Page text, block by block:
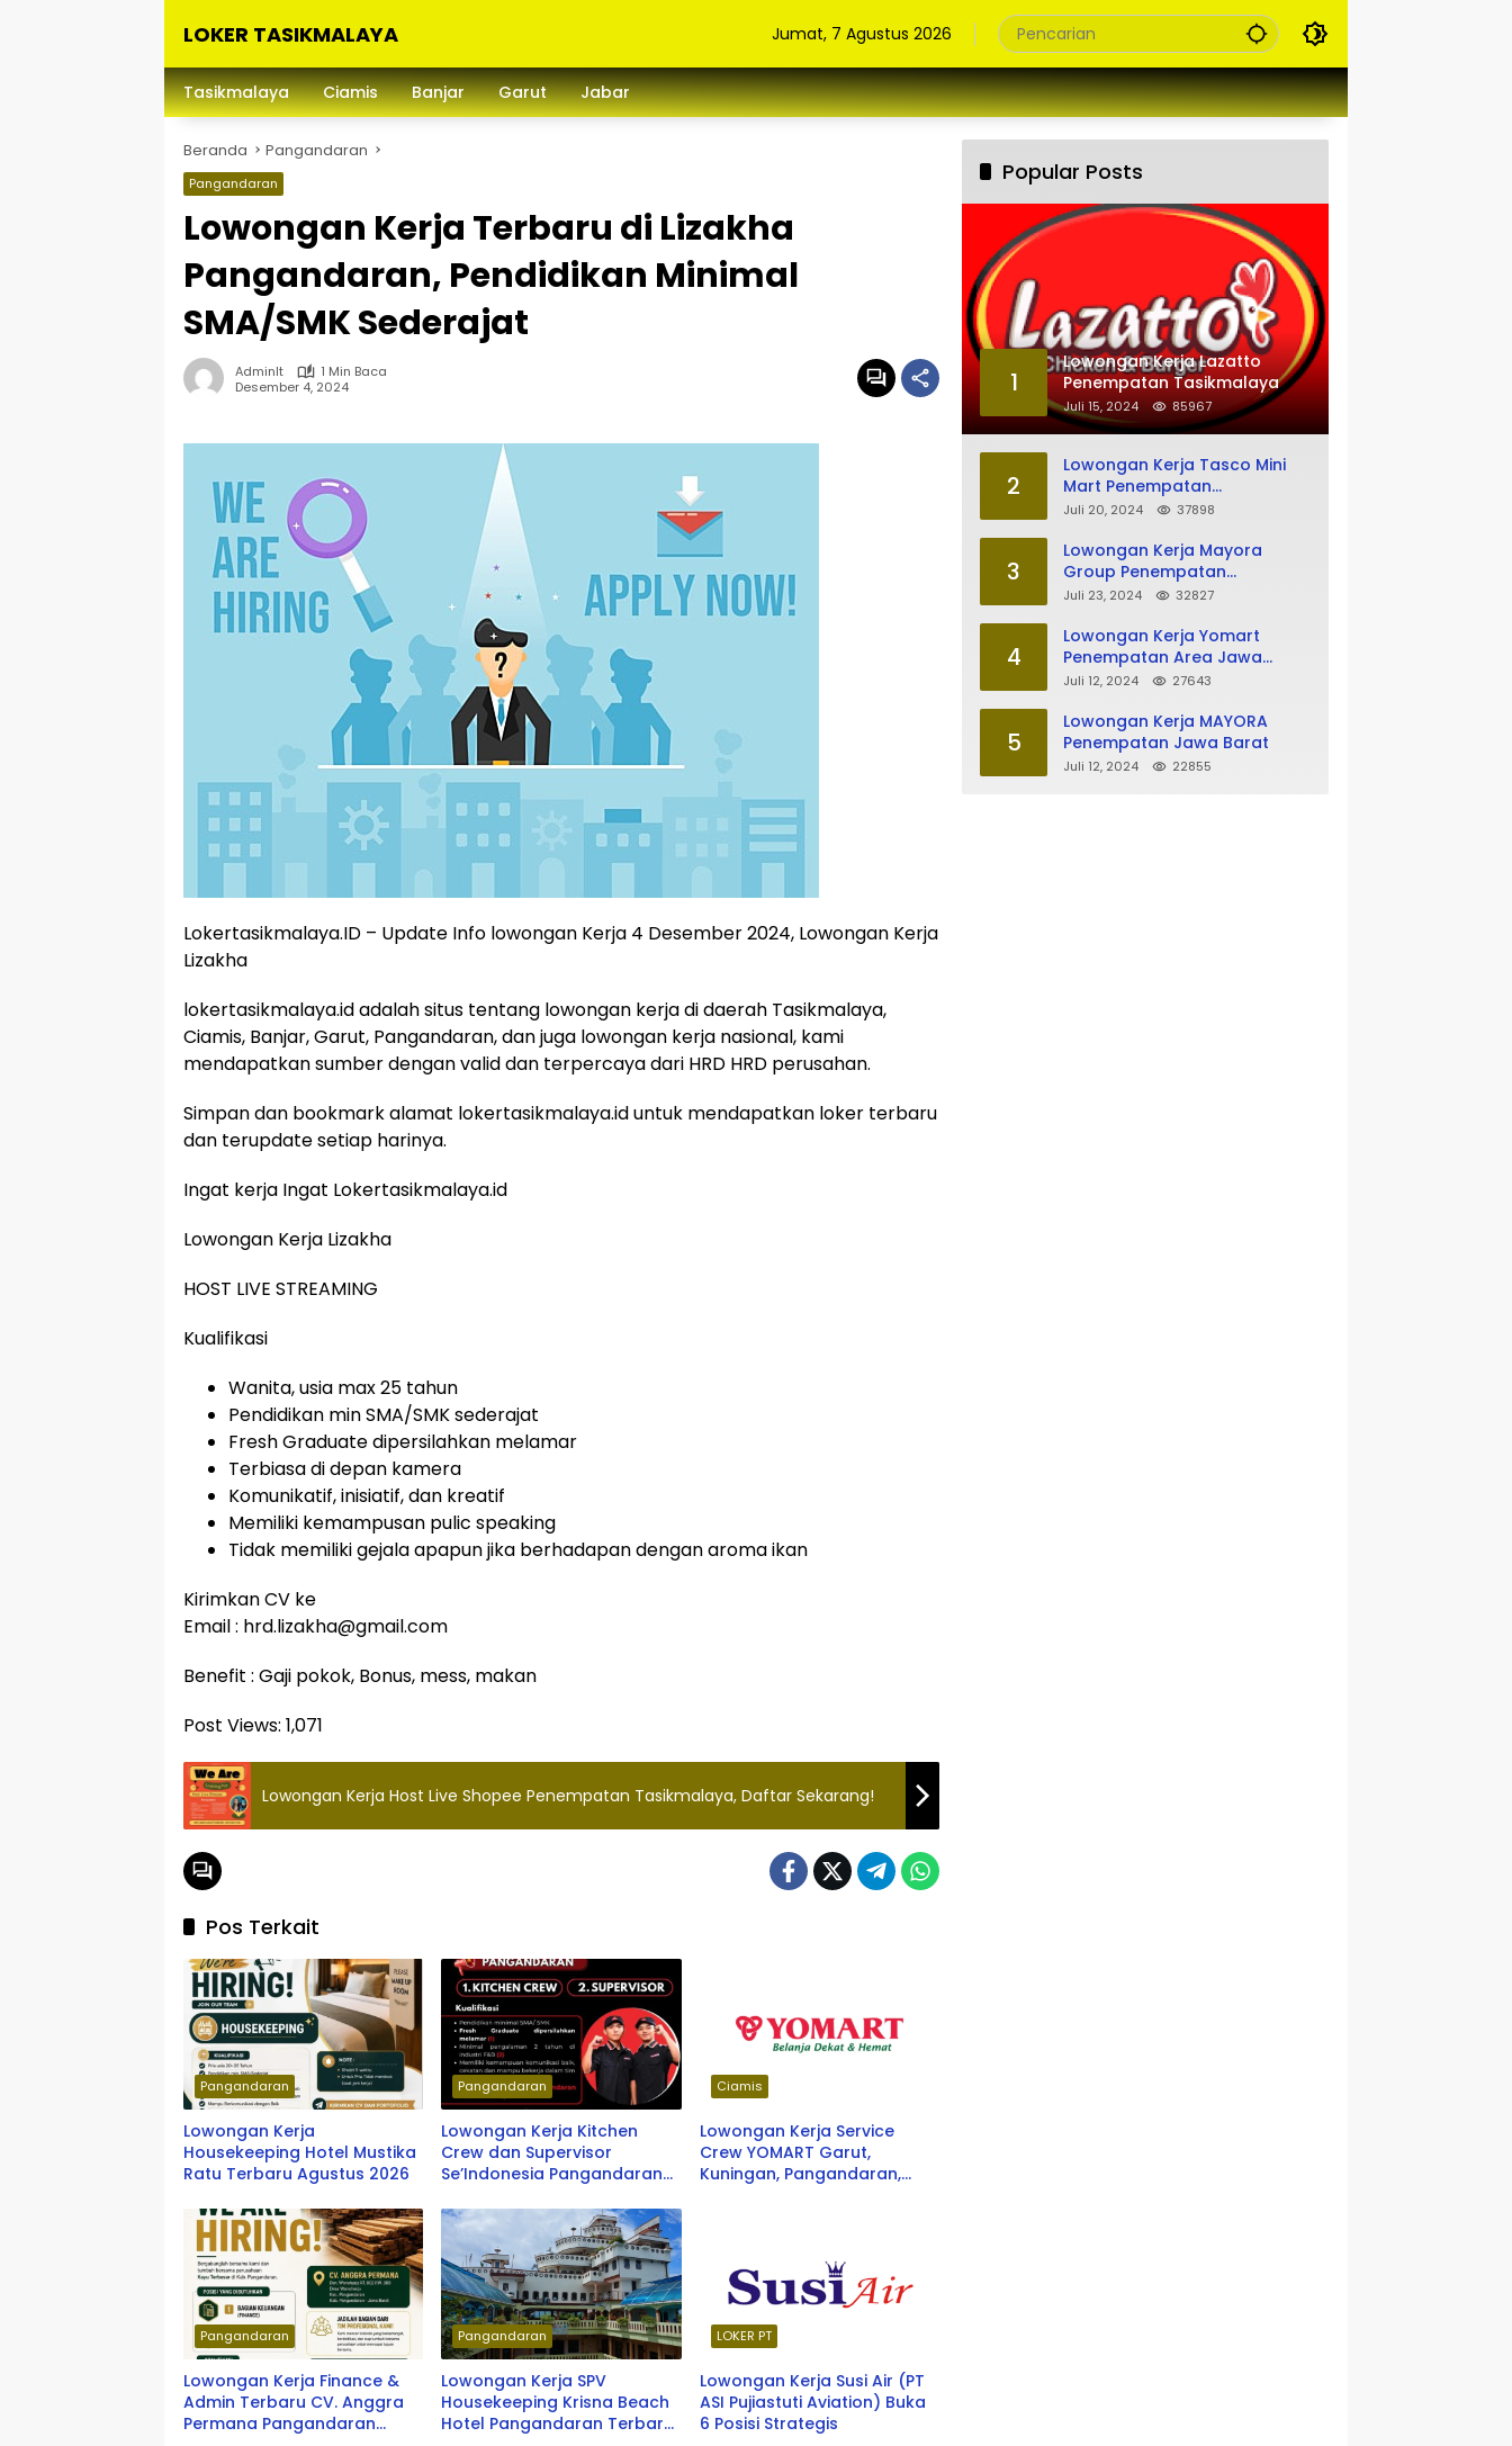
LOKER TASIKMALAYA
Lowongan
Kerja
dan
Sekitarna
Jumat, 7 Agustus 2026
Tasikmalaya Ciamis Banjar Garut Jabar
Beranda Pangandaran
Pangandaran
Lowongan Kerja Terbaru di Lizakha
Pangandaran, Pendidikan Minimal
SMA/SMK Sederajat
Adminlt
1 Min Baca
Desember 4, 2024
Lokertasikmalaya.ID – Update Info lowongan Kerja 4 Desember 2024, Lowongan Kerja
Lizakha
lokertasikmalaya.id adalah situs tentang lowongan kerja di daerah Tasikmalaya,
Ciamis, Banjar, Garut, Pangandaran, dan juga lowongan kerja nasional, kami
mendapatkan sumber dengan valid dan terpercaya dari HRD HRD perusahan.
Simpan dan bookmark alamat lokertasikmalaya.id untuk mendapatkan loker terbaru
dan terupdate setiap harinya.
Ingat kerja Ingat Lokertasikmalaya.id
Lowongan Kerja Lizakha
HOST LIVE STREAMING
Kualifikasi
Wanita, usia max 25 tahun
Pendidikan min SMA/SMK sederajat
Fresh Graduate dipersilahkan melamar
Terbiasa di depan kamera
Komunikatif, inisiatif, dan kreatif
Memiliki kemampusan pulic speaking
Tidak memiliki gejala apapun jika berhadapan dengan aroma ikan
Kirimkan CV ke
Email : hrd.lizakha@gmail.com
Benefit : Gaji pokok, Bonus, mess, makan
Post Views: 1,071
Lowongan Kerja Host Live Shopee Penempatan Tasikmalaya, Daftar Sekarang!
Pos Terkait
Pangandaran
Lowongan Kerja
Housekeeping Hotel Mustika
Ratu Terbaru Agustus 2026
Pangandaran
Lowongan Kerja Kitchen
Crew dan Supervisor
Se’Indonesia Pangandaran
Ciamis
Lowongan Kerja Service
Crew YOMART Garut,
Kuningan, Pangandaran,
Pangandaran
Lowongan Kerja Finance &
Admin Terbaru CV. Anggra
Permana Pangandaran
Pangandaran
Lowongan Kerja SPV
Housekeeping Krisna Beach
Hotel Pangandaran Terbaru
LOKER PT
Lowongan Kerja Susi Air (PT
ASI Pujiastuti Aviation) Buka
6 Posisi Strategis
Popular Posts
1
Lowongan Kerja Lazatto
Penempatan Tasikmalaya
Juli 15, 2024 85967
2
Lowongan Kerja Tasco Mini
Mart Penempatan
Tasikmalaya
Juli 20, 2024 37898
3
Lowongan Kerja Mayora
Group Penempatan
Tasikmalaya
Juli 23, 2024 32827
4
Lowongan Kerja Yomart
Penempatan Area Jawa
Barat
Juli 12, 2024 27643
5
Lowongan Kerja MAYORA
Penempatan Jawa Barat
Juli 12, 2024 22855